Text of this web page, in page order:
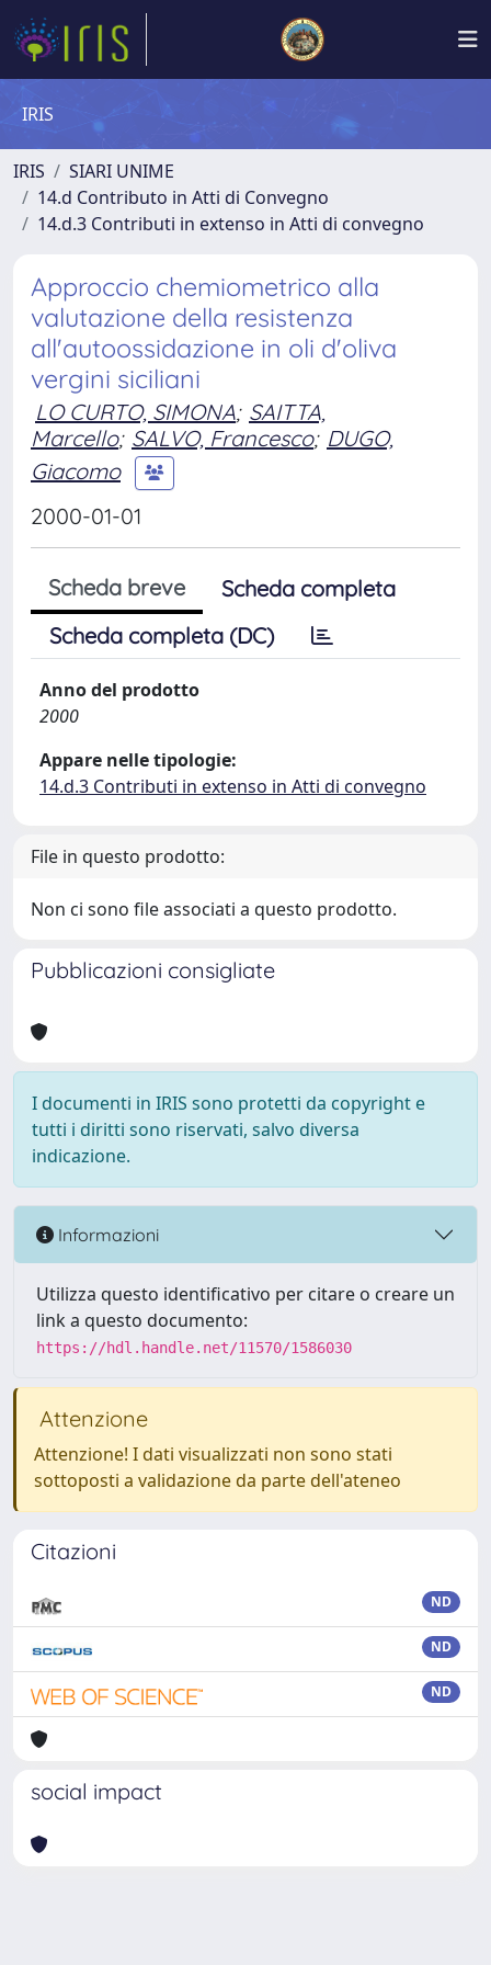
IRIS
IRIS
SIARI UNIME
14.d Contributo in Atti di Convegno
14.d.3 Contributi in extenso in Atti di convegno
Approccio chemiometrico alla
valutazione della resistenza
all'autoossidazione in oli d'oliva
vergini siciliani
LO CURTO, SIMONA; SAITTA,
Marcello; SALVO, Francesco; DUGO,
Giacomo
2000-01-01
Scheda breve
Scheda completa
Scheda completa (DC)
Anno del prodotto
2000
Appare nelle tipologie:
14.d.3 Contributi in extenso in Atti di convegno
File in questo prodotto:
Non ci sono file associati a questo prodotto.
Pubblicazioni consigliate
I documenti in IRIS sono protetti da copyright e
tutti i diritti sono riservati, salvo diversa
indicazione.
Informazioni
Utilizza questo identificativo per citare o creare un
link a questo documento:
https://hdl.handle.net/11570/1586030
Attenzione
Attenzione! I dati visualizzati non sono stati
sottoposti a validazione da parte dell'ateneo
Citazioni
ND
ND
ND
social impact